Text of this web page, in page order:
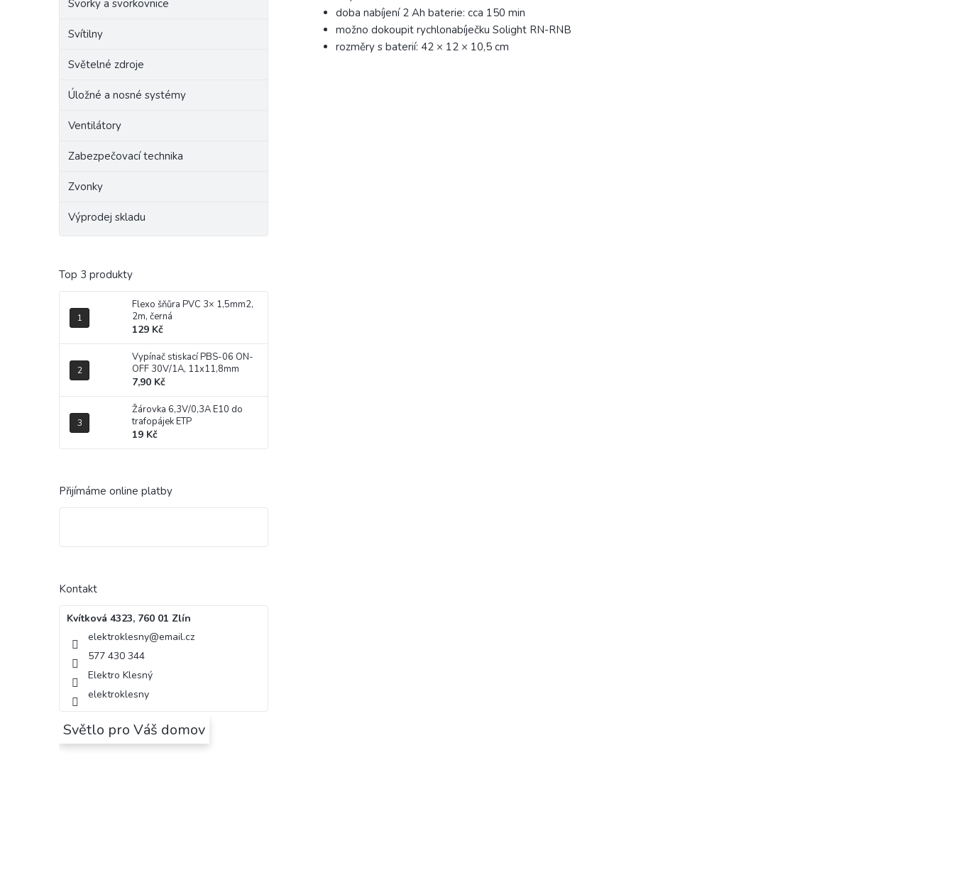
Svorky a svorkovnice
Svítilny
Světelné zdroje
Úložné a nosné systémy
Ventilátory
Zabezpečovací technika
Zvonky
Výprodej skladu
Top 3 produkty
Flexo šňůra PVC 3× 1,5mm2,
2m, černá
129 Kč
Vypínač stiskací PBS-06 ON-
OFF 30V/1A, 11x11,8mm
7,90 Kč
Žárovka 6,3V/0,3A E10 do
trafopájek ETP
19 Kč
Přijímáme online platby
Kontakt
Kvítková 4323, 760 01 Zlín
elektroklesny@email.cz
577 430 344
Elektro Klesný
elektroklesny
Světlo pro Váš domov
doba nabíjení 2 Ah baterie: cca 150 min
možno dokoupit rychlonabíječku Solight RN-RNB
rozměry s baterií: 42 × 12 × 10,5 cm